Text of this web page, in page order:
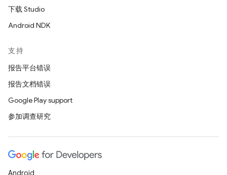
下载 Studio
Android NDK
支持
报告平台错误
报告文档错误
Google Play support
参加调查研究
Android